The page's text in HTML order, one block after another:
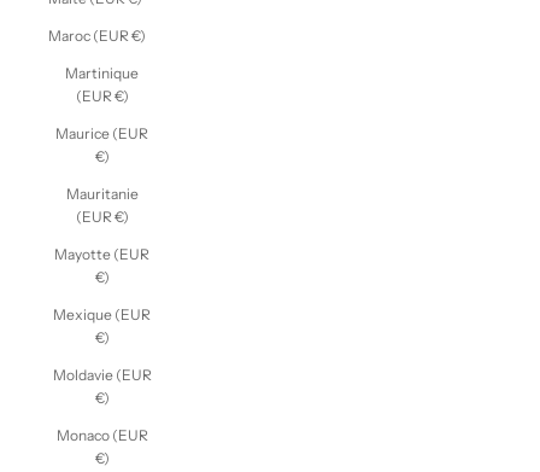
Maroc (EUR €)
Martinique
(EUR €)
Maurice (EUR
€)
Mauritanie
(EUR €)
Mayotte (EUR
€)
Mexique (EUR
€)
Moldavie (EUR
€)
Monaco (EUR
€)